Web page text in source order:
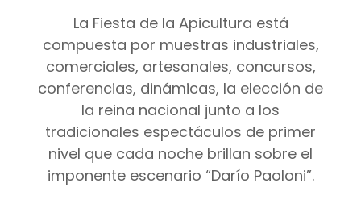
La Fiesta de la Apicultura está
compuesta por muestras industriales,
comerciales, artesanales, concursos,
conferencias, dinámicas, la elección de
la reina nacional junto a los
tradicionales espectáculos de primer
nivel que cada noche brillan sobre el
imponente escenario “Darío Paoloni”.